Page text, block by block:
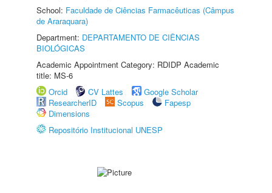
School: Faculdade de Ciências Farmacêuticas (Câmpus
de Araraquara)
Department: DEPARTAMENTO DE CIÊNCIAS
BIOLÓGICAS
Academic Appointment Category: RDIDP Academic
title: MS-6
Orcid
CV Lattes
Google Scholar
ResearcherID
Scopus
Fapesp
Dimensions
Repositório Institucional UNESP